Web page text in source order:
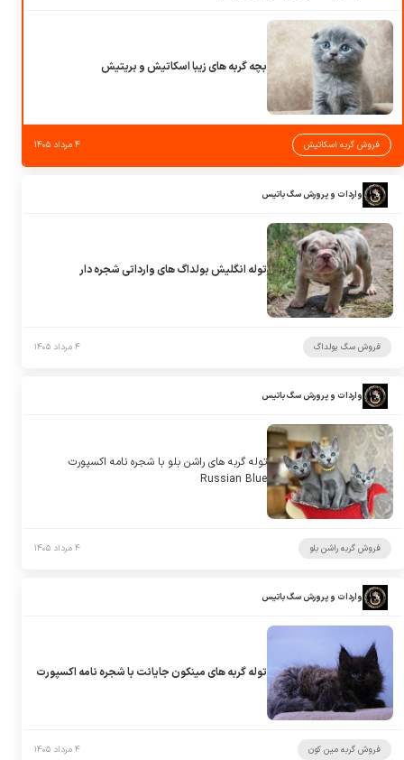
بچه گربه های زیبا اسکاتیش و بریتیش
فروش گربه اسکاتیش ۴ مرداد ۱۴۰۵
واردات و پرورش سگ باتیس
توله انگلیش بولداگ های وارداتی شجره دار
فروش سگ بولداگ ۴ مرداد ۱۴۰۵
واردات و پرورش سگ باتیس
توله گربه های راشن بلو با شجره نامه اکسپورت
Russian Blue
فروش گربه راشن بلو ۴ مرداد ۱۴۰۵
واردات و پرورش سگ باتیس
توله گربه های مینکون جایانت با شجره نامه اکسپورت
فروش گربه مین کون ۴ مرداد ۱۴۰۵